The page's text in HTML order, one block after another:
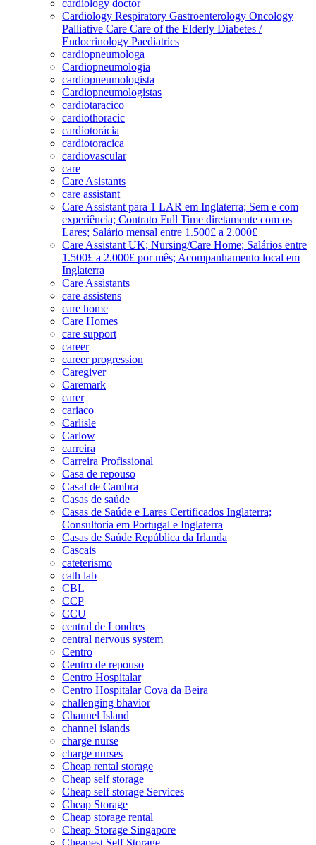
cardiology doctor
Cardiology Respiratory Gastroenterology Oncology
Palliative Care Care of the Elderly Diabetes /
Endocrinology Paediatrics
cardiopneumologa
Cardiopneumologia
cardiopneumologista
Cardiopneumologistas
cardiotaracico
cardiothoracic
cardiotorácia
cardiotoracica
cardiovascular
care
Care Asistants
care assistant
Care Assistant para 1 LAR em Inglaterra; Sem e com
experiência; Contrato Full Time diretamente com os
Lares; Salário mensal entre 1.500£ a 2.000£
Care Assistant UK; Nursing/Care Home; Salários entre
1.500£ a 2.000£ por mês; Acompanhamento local em
Inglaterra
Care Assistants
care assistens
care home
Care Homes
care support
career
career progression
Caregiver
Caremark
carer
cariaco
Carlisle
Carlow
carreira
Carreira Profissional
Casa de repouso
Casal de Cambra
Casas de saúde
Casas de Saúde e Lares Certificados Inglaterra;
Consultoria em Portugal e Inglaterra
Casas de Saúde República da Irlanda
Cascais
cateterismo
cath lab
CBL
CCP
CCU
central de Londres
central nervous system
Centro
Centro de repouso
Centro Hospitalar
Centro Hospitalar Cova da Beira
challenging bhavior
Channel Island
channel islands
charge nurse
charge nurses
Cheap rental storage
Cheap self storage
Cheap self storage Services
Cheap Storage
Cheap storage rental
Cheap Storage Singapore
Cheapest Self Storage